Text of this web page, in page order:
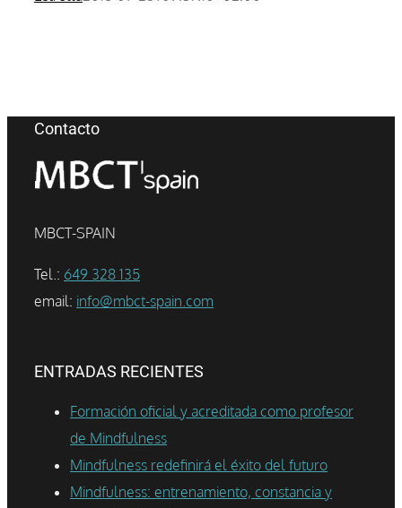
Contacto
MBCT-SPAIN
Tel.: 649 328 135
email: info@mbct-spain.com
ENTRADAS RECIENTES
Formación oficial y acreditada como profesor
de Mindfulness
Mindfulness redefinirá el éxito del futuro
Mindfulness: entrenamiento, constancia y